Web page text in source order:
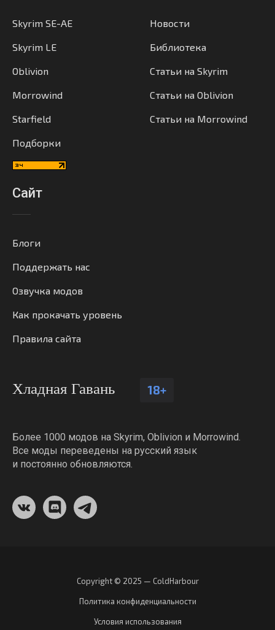
Skyrim SE-AE
Skyrim LE
Oblivion
Morrowind
Starfield
Подборки
Новости
Библиотека
Статьи на Skyrim
Статьи на Oblivion
Статьи на Morrowind
Сайт
Блоги
Поддержать нас
Озвучка модов
Как прокачать уровень
Правила сайта
Хладная Гавань 18+
Более 1000 модов на Skyrim, Oblivion и Morrowind.
Все моды переведены на русский язык
и постоянно обновляются.
Copyright © 2025 — ColdHarbour
Политика конфиденциальности
Условия использования